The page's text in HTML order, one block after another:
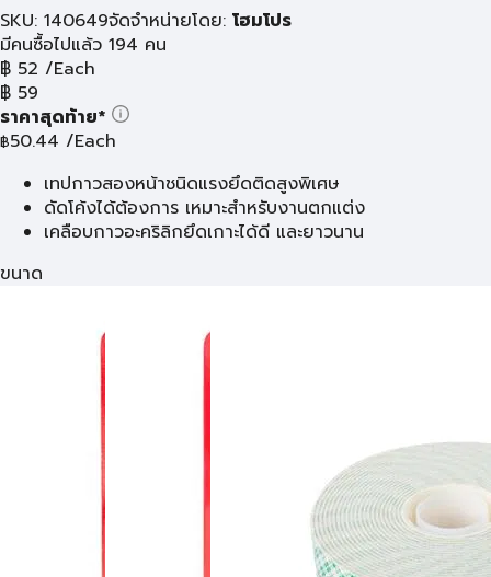
SKU: 140649จัดจำหน่ายโดย: โฮมโปร
มีคนซื้อไปแล้ว 194 คน
฿ 52 /Each
฿ 59
ราคาสุดท้าย*
฿50.44 /Each
เทปกาวสองหน้าชนิดแรงยึดติดสูงพิเศษ
ดัดโค้งได้ต้องการ เหมาะสำหรับงานตกแต่ง
เคลือบกาวอะคริลิกยึดเกาะได้ดี และยาวนาน
ขนาด